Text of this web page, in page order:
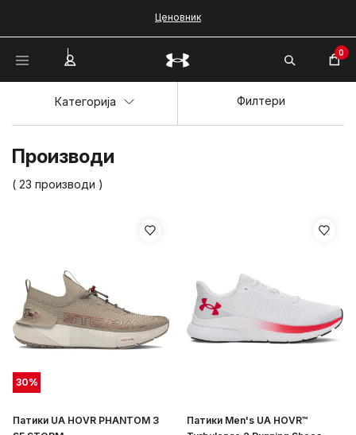
Ценовник
0
Производи
( 23 производи )
Категорија Филтери
30%
Патики UA HOVR PHANTOM 3
Патики Men's UA HOVR™